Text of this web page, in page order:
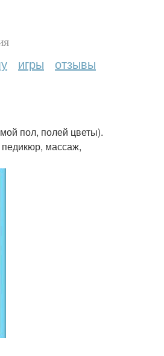
игры отзывы
пол, полей цветы).
массаж,